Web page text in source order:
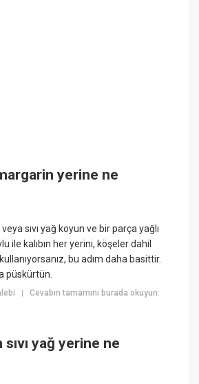
yerine ne
sıvı yağ koyun ve bir parça yağlı
ile kalıbın her yerini, köşeler dahil
bu adım daha basittir.
püskürtün.
|Cevabın tamamını burada okuyun:
yağ yerine ne